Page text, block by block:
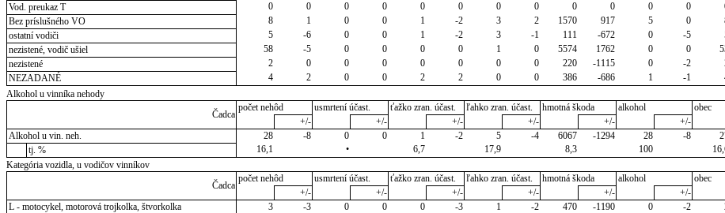
Vod. preukaz T
0 0 0 0 0 0 0 0 0 0 0 0
Bez príslušného VO
8 1 0 0 1 -2 3 2 1570 917 5 0
ostatní vodiči
5 -6 0 0 1 -2 3 -1 111 -672 0 -5
nezistené, vodič ušiel
58 -5 0 0 0 0 1 0 5574 1762 0 0
nezistené
2 0 0 0 0 0 0 0 220 -1115 0 -2
NEZADANÉ
4 2 0 0 2 2 0 0 386 -686 1 -1
Alkohol u vinníka nehody
Čadca
počet nehôd usmrtení účast. ťažko zran. účast. ľahko zran. účast. hmotná škoda alkohol
obec
+/-
+/- +/- +/- +/- +/-
Alkohol u vin. neh.
28 -8 0 0 1 -2 5 -4 6067 -1294 28 -8
tj. %
16,1 • 6,7 17,9 8,3 100
Kategória vozidla, u vodičov vinníkov
Čadca
počet nehôd usmrtení účast. ťažko zran. účast. ľahko zran. účast. hmotná škoda alkohol
obec
+/-
+/- +/- +/- +/- +/-
L - motocykel, motorová trojkolka, štvorkolka
3 -3 0 0 0 -3 1 -2 470 -1190 0 -2